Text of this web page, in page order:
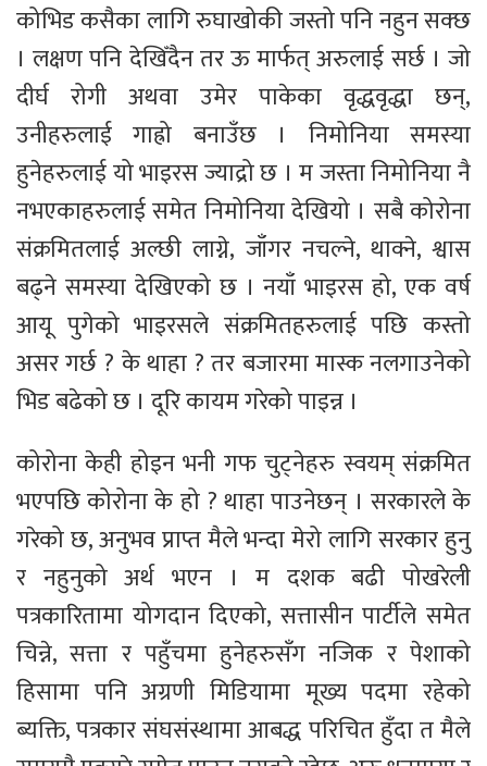
कोभिड कसैका लागि रुघाखोकी जस्तो पनि नहुन सक्छ
। लक्षण पनि देखिँदैन तर ऊ मार्फत् अरुलाई सर्छ । जो
दीर्घ रोगी अथवा उमेर पाकेका वृद्धवृद्धा छन्,
उनीहरुलाई गाह्रो बनाउँछ । निमोनिया समस्या
हुनेहरुलाई यो भाइरस ज्याद्रो छ । म जस्ता निमोनिया नै
नभएकाहरुलाई समेत निमोनिया देखियो । सबै कोरोना
संक्रमितलाई अल्छी लाग्ने, जाँगर नचल्ने, थाक्ने, श्वास
बढ्ने समस्या देखिएको छ । नयाँ भाइरस हो, एक वर्ष
आयू पुगेको भाइरसले संक्रमितहरुलाई पछि कस्तो
असर गर्छ ? के थाहा ? तर बजारमा मास्क नलगाउनेको
भिड बढेको छ । दूरि कायम गरेको पाइन्न ।
कोरोना केही होइन भनी गफ चुट्नेहरु स्वयम् संक्रमित
भएपछि कोरोना के हो ? थाहा पाउनेछन् । सरकारले के
गरेको छ, अनुभव प्राप्त मैले भन्दा मेरो लागि सरकार हुनु
र नहुनुको अर्थ भएन । म दशक बढी पोखरेली
पत्रकारितामा योगदान दिएको, सत्तासीन पार्टीले समेत
चिन्ने, सत्ता र पहुँचमा हुनेहरुसँग नजिक र पेशाको
हिसामा पनि अग्रणी मिडियामा मूख्य पदमा रहेको
ब्यक्ति, पत्रकार संघसंस्थामा आबद्ध परिचित हुँदा त मैले